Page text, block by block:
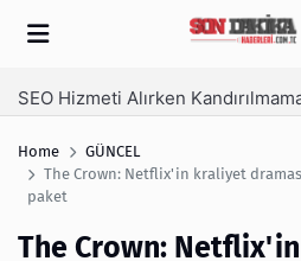
Home
GÜNCEL
The Crown: Netflix'in kraliyet
paket
The Crown: